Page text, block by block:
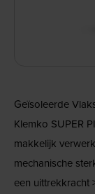
Geïsoleerde
Klemko SUPER
makkelijk
mechanische
een uittrekkracht